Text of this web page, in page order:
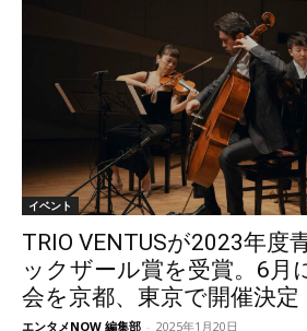
イベント
TRIO VENTUSが2023年度
ックザール賞を受賞。6月
会を京都、東京で開催決定
エンタメNOW 編集部 - 2025年1月20日